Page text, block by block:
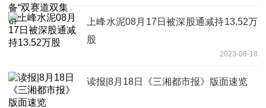
上峰水泥08月17日被深股通减持13.52万
股
2023-08-18
读报|8月18日《三湘都市报》版面速览